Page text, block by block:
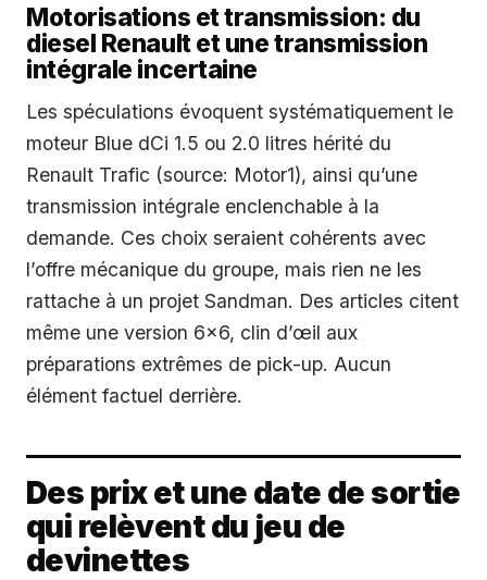
Motorisations et transmission: du
diesel Renault et une transmission
intégrale incertaine
Les spéculations évoquent systématiquement le
moteur Blue dCi 1.5 ou 2.0 litres hérité du
Renault Trafic (source: Motor1), ainsi qu’une
transmission intégrale enclenchable à la
demande. Ces choix seraient cohérents avec
l’offre mécanique du groupe, mais rien ne les
rattache à un projet Sandman. Des articles citent
même une version 6x6, clin d’œil aux
préparations extrêmes de pick-up. Aucun
élément factuel derrière.
Des prix et une date de sortie
qui relèvent du jeu de
devinettes